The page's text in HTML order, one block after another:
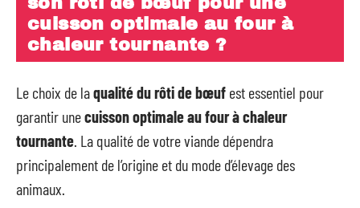
cuisson optimale au four à
chaleur tournante ?
Le choix de laqualité du rôti de bœuf est essentiel pour
garantir unecuisson optimale au four à chaleur
tournante. La qualité de votre viande dépendra
principalement de l’origine et du mode d’élevage des
animaux.